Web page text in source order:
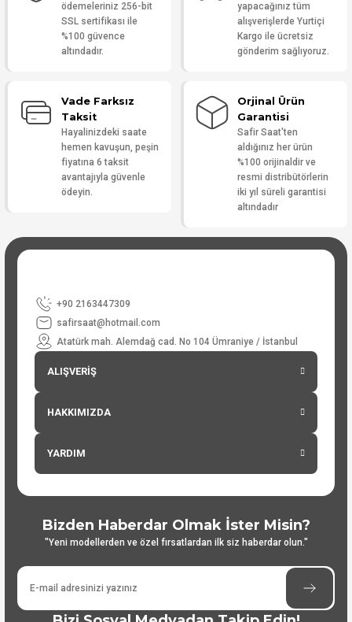
ödemeleriniz 256-bit
SSL sertifikası ile
%100 güvence
altındadır.
yapacağınız tüm
alışverişlerde Yurtiçi
Kargo ile ücretsiz
gönderim sağlıyoruz.
Vade Farksız
Taksit
Hayalinizdeki saate
hemen kavuşun, peşin
fiyatına 6 taksit
avantajıyla güvenle
ödeyin.
Orjinal Ürün
Garantisi
Safir Saat'ten
aldığınız her ürün
%100 orijinaldir ve
resmi distribütörlerin
iki yıl süreli garantisi
altındadır
+90 2163447309
safirsaat@hotmail.com
Atatürk mah. Alemdağ cad. No 104 Ümraniye / İstanbul
ALIŞVERİŞ
HAKKIMIZDA
YARDIM
Bizden Haberdar Olmak İster Misin?
"Yeni modellerden ve özel fırsatlardan ilk siz haberdar olun."